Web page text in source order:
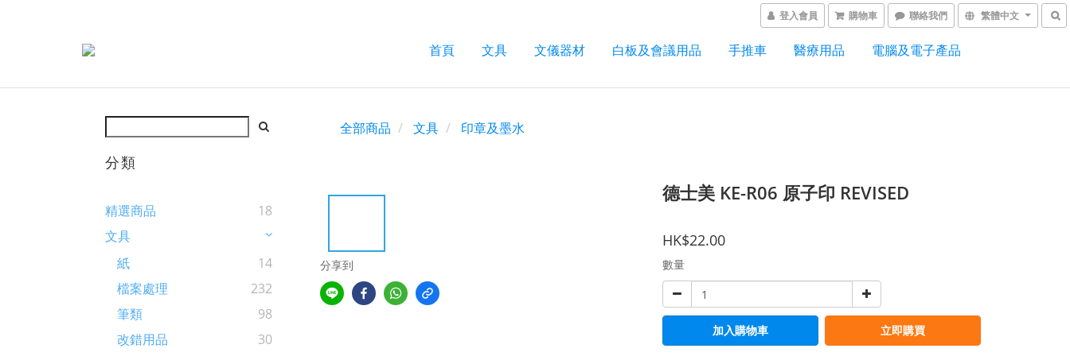
登入會員 購物車 聯絡我們 繁體中文
首頁 文具 文儀器材 白板及會議用品 手推車 醫療用品 電腦及電子產品
分類
精選商品
18
文具
紙
14
檔案處理
232
筆類
98
改錯用品
30
全部商品 文具 印章及墨水
分享到
德士美 KE-R06 原子印 REVISED
HK$22.00
數量
加入購物車 立即購買